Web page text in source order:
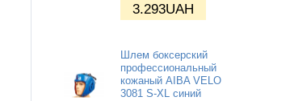
3.293UAH
Шлем боксерский
профессиональный
кожаный AIBA VELO
3081 S-XL синий